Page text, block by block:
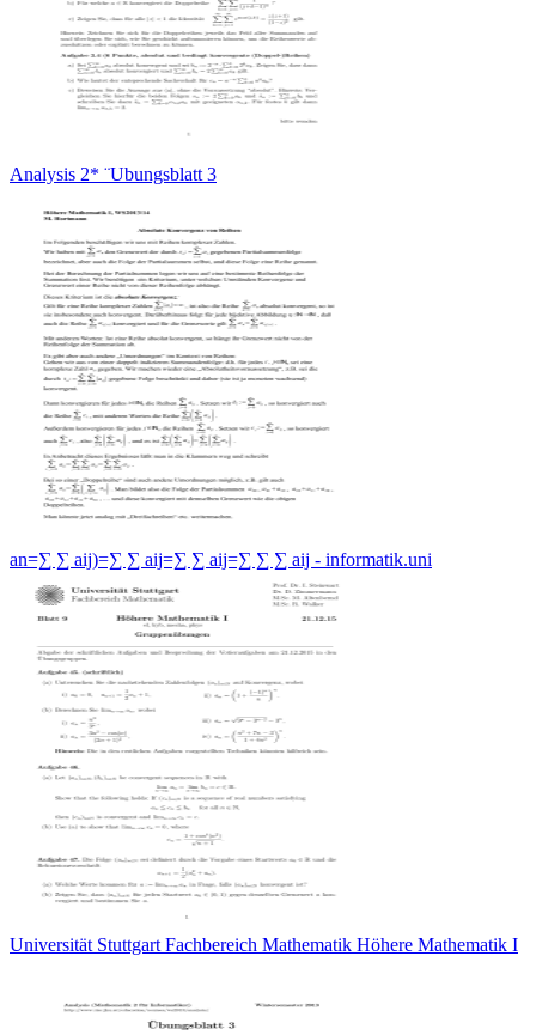
Analysis 2* ¨Ubungsblatt 3
an=∑ ∑ aij)=∑ ∑ aij=∑ ∑ aij=∑ ∑ ∑ aij - informatik.uni
Universität Stuttgart Fachbereich Mathematik Höhere Mathematik I